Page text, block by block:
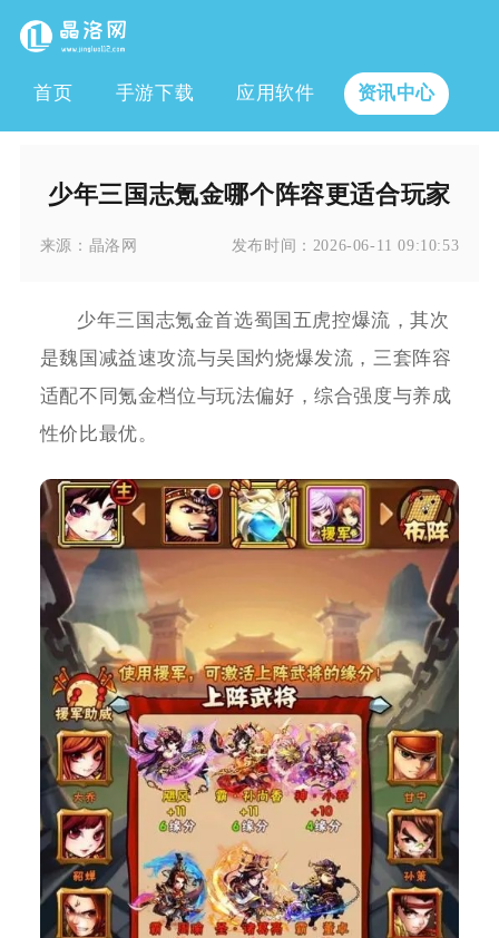
首页 手游下载 应用软件 资讯中心
少年三国志氪金哪个阵容更适合玩家
来源： 晶洛网 发布时间： 2026-06-11 09:10:53
少年三国志氪金首选蜀国五虎控爆流，其次
是魏国减益速攻流与吴国灼烧爆发流，三套阵容
适配不同氪金档位与玩法偏好，综合强度与养成
性价比最优。